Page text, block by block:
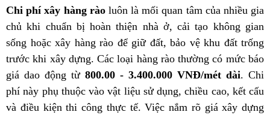
Chi phí xây hàng rào luôn là mối quan tâm của nhiều gia
chủ khi chuẩn bị hoàn thiện nhà ở, cải tạo không gian
sống hoặc xây hàng rào để giữ đất, bảo vệ khu đất trống
trước khi xây dựng. Các loại hàng rào thường có mức báo
giá dao động từ 800.00 - 3.400.000 VNĐ/mét dài. Chi
phí này phụ thuộc vào vật liệu sử dụng, chiều cao, kết cấu
và điều kiện thi công thực tế. Việc nắm rõ giá xây dựng